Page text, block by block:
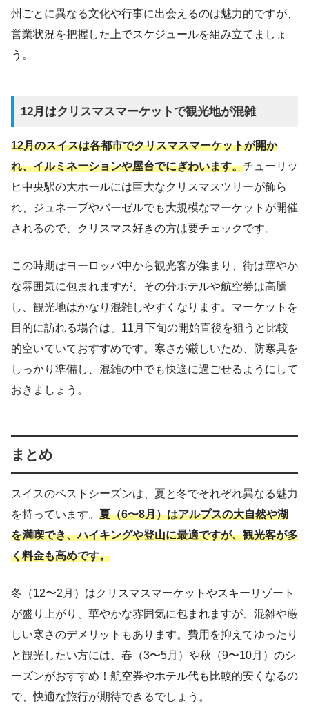
州ごとに異なる文化や行事に出会えるのは魅力的ですが、
営業状況を把握した上でスケジュールを組み立てましょ
う。
12月はクリスマスマーケットで観光地が混雑
12月のスイスは各都市でクリスマスマーケットが開か
れ、イルミネーションや屋台でにぎわいます。チューリッ
ヒ中央駅の大ホールには巨大なクリスマスツリーが飾ら
れ、ジュネーブやバーゼルでも大規模なマーケットが開催
されるので、クリスマス好きの方は要チェックです。
この時期はヨーロッパ中から観光客が集まり、街は華やか
な雰囲気に包まれますが、その分ホテルや航空券は高騰
し、観光地はかなり混雑しやすくなります。マーケットを
目的に訪れる場合は、11月下旬の開始直後を狙うと比較
的空いていておすすめです。寒さが厳しいため、防寒具を
しっかり準備し、混雑の中でも快適に過ごせるようにして
おきましょう。
まとめ
スイスのベストシーズンは、夏と冬でそれぞれ異なる魅力
を持っています。 夏（6〜8月）はアルプスの大自然や湖
を満喫でき、ハイキングや登山に最適ですが、観光客が多
く料金も高めです。
冬（12〜2月）はクリスマスマーケットやスキーリゾート
が盛り上がり、華やかな雰囲気に包まれますが、混雑や厳
しい寒さのデメリットもあります。費用を抑えてゆったり
と観光したい方には、春（3〜5月）や秋（9〜10月）のシ
ーズンがおすすめ！航空券やホテル代も比較的安くなるの
で、快適な旅行が期待できるでしょう。